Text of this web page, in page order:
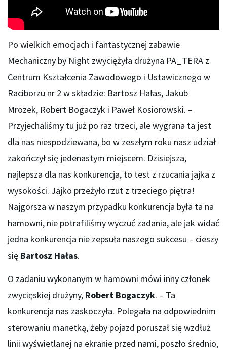
Po wielkich emocjach i fantastycznej zabawie
Mechaniczny by Night zwyciężyła drużyna PA_TERA z
Centrum Kształcenia Zawodowego i Ustawicznego w
Raciborzu nr 2 w składzie: Bartosz Hałas, Jakub
Mrozek, Robert Bogaczyk i Paweł Kosiorowski. –
Przyjechaliśmy tu już po raz trzeci, ale wygrana ta jest
dla nas niespodziewana, bo w zeszłym roku nasz udział
zakończył się jedenastym miejscem. Dzisiejsza,
najlepsza dla nas konkurencja, to test z rzucania jajka z
wysokości. Jajko przeżyło rzut z trzeciego piętra!
Najgorsza w naszym przypadku konkurencja była ta na
hamowni, nie potrafiliśmy wyczuć zadania, ale jak widać
jedna konkurencja nie zepsuła naszego sukcesu – cieszy
się Bartosz Hałas.
O zadaniu wykonanym w hamowni mówi inny członek
zwycięskiej drużyny, Robert Bogaczyk. – Ta
konkurencja nas zaskoczyła. Polegała na odpowiednim
sterowaniu manetką, żeby pojazd poruszał się wzdłuż
linii wyświetlanej na ekranie przed nami, poszło średnio,